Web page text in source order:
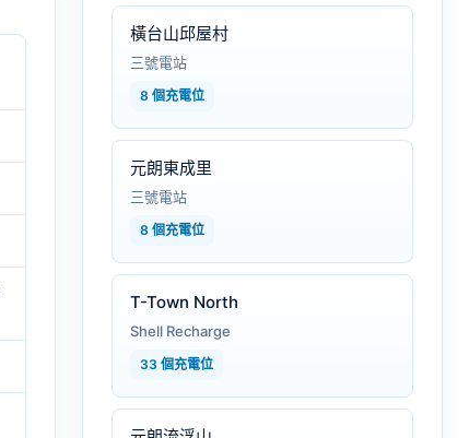
橫台山邱屋村
三號電站
8 個充電位
元朗東成里
三號電站
8 個充電位
T-Town North
Shell Recharge
33 個充電位